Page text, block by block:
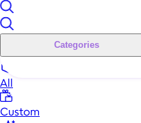
Categories
All
Custom